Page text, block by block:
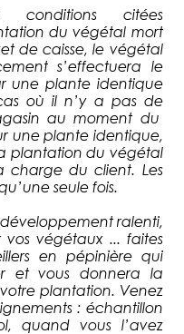
citées
du végétal mort
de caisse, le végétal
s’effectuera le
une plante identique
où il n’y a pas de
au moment du
une plante identique,
plantation du végétal
charge du client. Les
seule fois.
ralenti,
vos végétaux ... faites
en pépinière qui
et vous donnera la
plantation. Venez
: échantillon
quand vous l’avez